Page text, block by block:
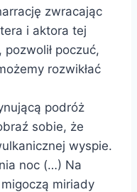
zwracając
i aktora tej
poczuć,
rozwikłać
podróż
sobie, że
wyspie.
noc (…) Na
miriady